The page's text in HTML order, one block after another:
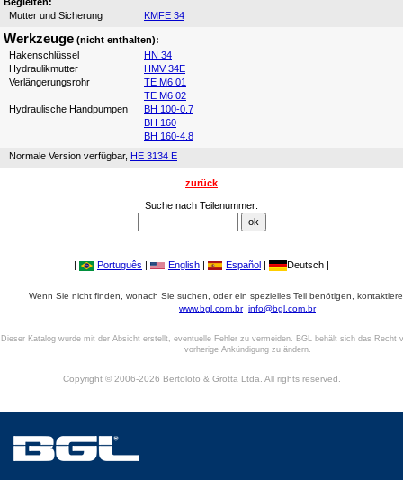
Mutter und Sicherung
KMFE 34
Werkzeuge (nicht enthalten):
Hakenschlüssel
HN 34
Hydraulikmutter
HMV 34E
Verlängerungsrohr
TE M6 01
TE M6 02
Hydraulische Handpumpen
BH 100-0.7
BH 160
BH 160-4.8
Normale Version verfügbar, HE 3134 E
zurück
Suche nach Teilenummer:
| Português | English | Español | Deutsch |
Wenn Sie nicht finden, wonach Sie suchen, oder ein spezielles Teil benötigen,
www.bgl.com.br info@bgl.com.br
Dieser Katalog wurde mit der Absicht erstellt, eventuelle Fehler zu vermeiden. BGL behält sich das Recht
vorherige Ankündigung zu ändern.
Copyright © 2006-2026 Bertoloto & Grotta Ltda. All rights reserved.